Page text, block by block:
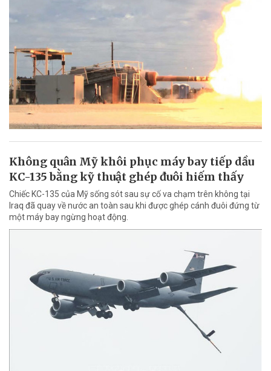
Không quân Mỹ khôi phục máy bay tiếp dầu
KC-135 bằng kỹ thuật ghép đuôi hiếm thấy
Chiếc KC-135 của Mỹ sống sót sau sự cố va chạm trên không tại
Iraq đã quay về nước an toàn sau khi được ghép cánh đuôi đứng từ
một máy bay ngừng hoạt động.